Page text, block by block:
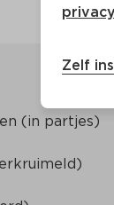
Zelf